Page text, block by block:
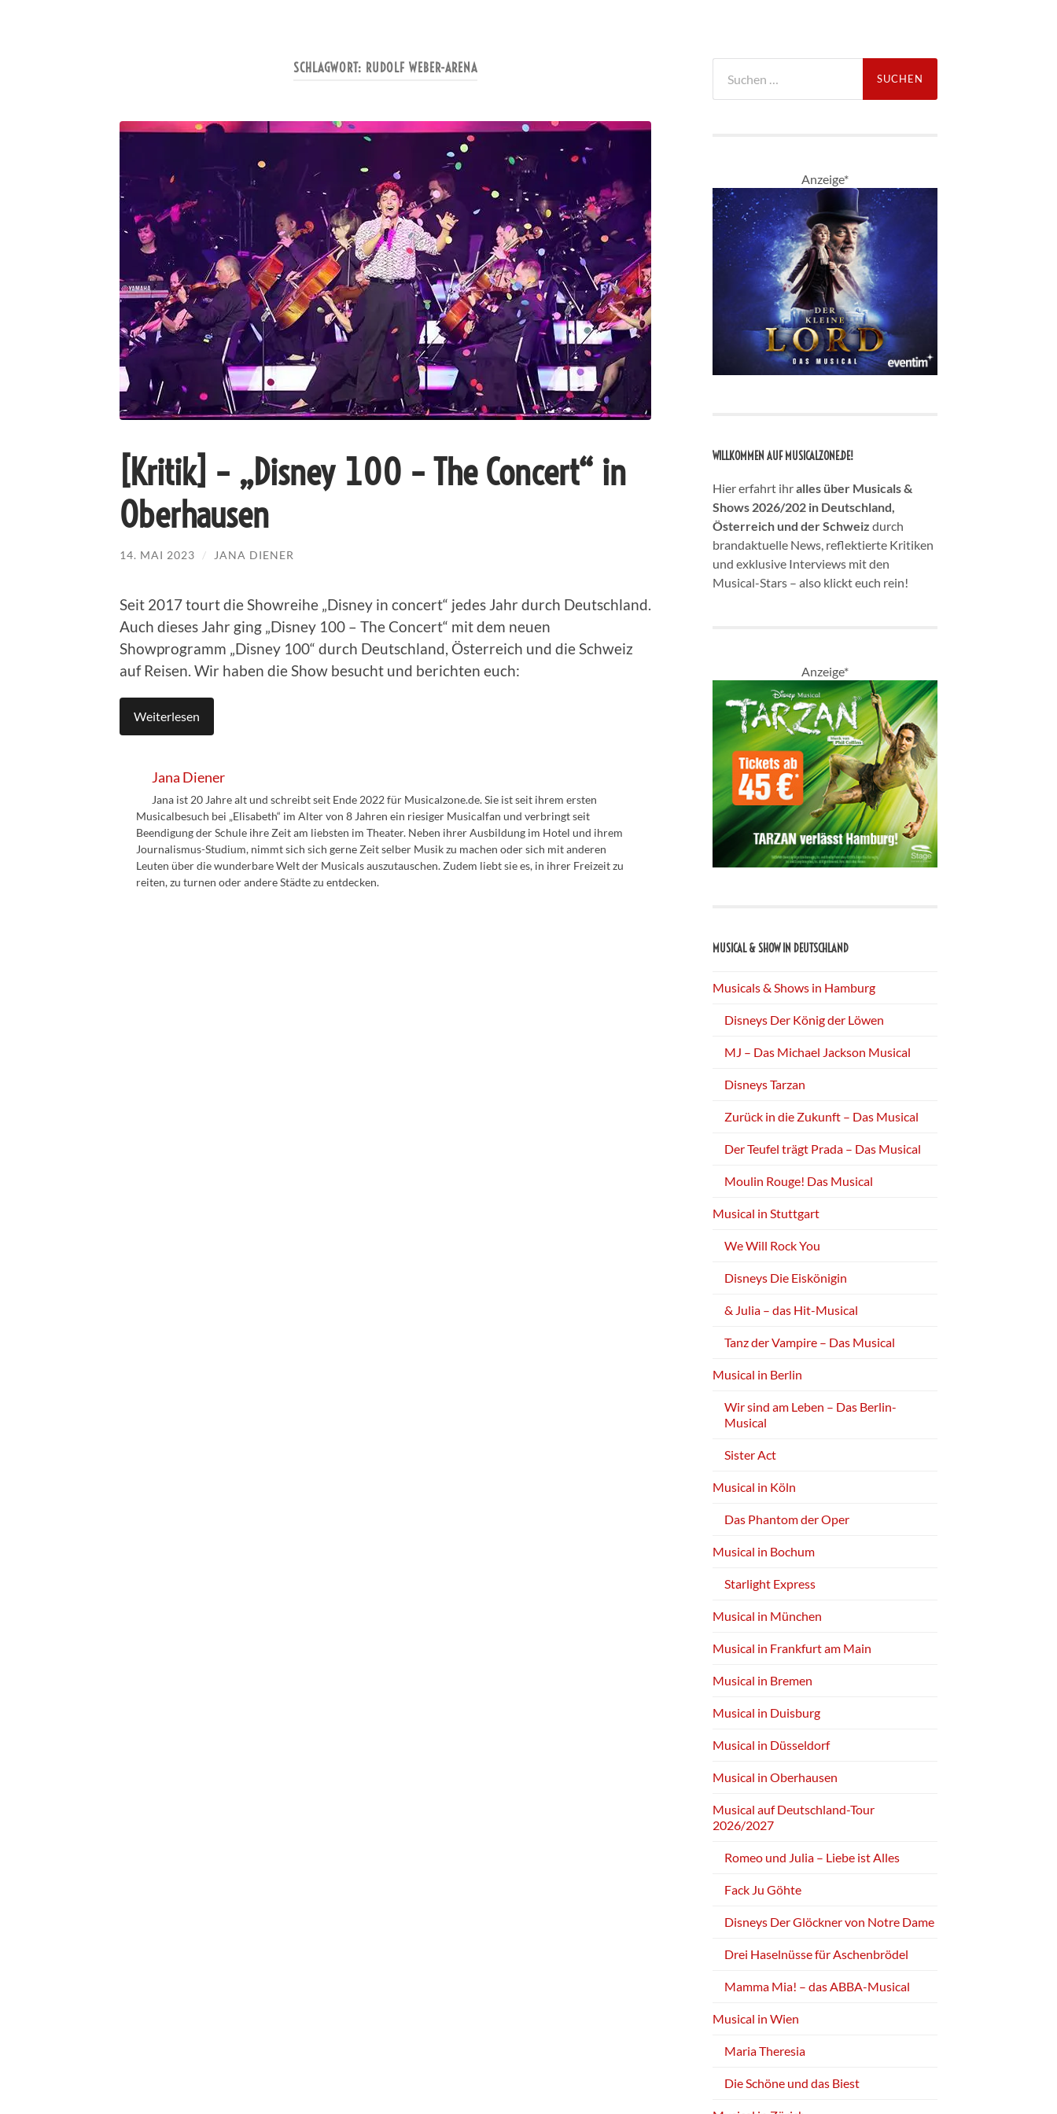
SCHLAGWORT: RUDOLF WEBER-ARENA
[Kritik] – „Disney 100 – The Concert“ in
Oberhausen
14. MAI 2023 / JANA DIENER
Seit 2017 tourt die Showreihe „Disney in concert“ jedes Jahr durch Deutschland.
Auch dieses Jahr ging „Disney 100 – The Concert“ mit dem neuen
Showprogramm „Disney 100“ durch Deutschland, Österreich und die Schweiz
auf Reisen. Wir haben die Show besucht und berichten euch:
Weiterlesen
Jana Diener
Jana ist 20 Jahre alt und schreibt seit Ende 2022 für Musicalzone.de. Sie ist seit ihrem ersten
Musicalbesuch bei „Elisabeth“ im Alter von 8 Jahren ein riesiger Musicalfan und verbringt seit
Beendigung der Schule ihre Zeit am liebsten im Theater. Neben ihrer Ausbildung im Hotel und ihrem
Journalismus-Studium, nimmt sich sich gerne Zeit selber Musik zu machen oder sich mit anderen
Leuten über die wunderbare Welt der Musicals auszutauschen. Zudem liebt sie es, in ihrer Freizeit zu
reiten, zu turnen oder andere Städte zu entdecken.
nach:
Anzeige*
WILLKOMMEN AUF MUSICALZONE.DE!
Hier erfahrt ihralles über Musicals &
Shows 2026/202 in Deutschland,
Österreich und der Schweiz durch
brandaktuelle News, reflektierte Kritiken
und exklusive Interviews mit den
Musical-Stars – also klickt euch rein!
Anzeige*
MUSICAL & SHOW IN DEUTSCHLAND
Musicals & Shows in Hamburg
Disneys Der König der Löwen
MJ – Das Michael Jackson Musical
Disneys Tarzan
Zurück in die Zukunft – Das Musical
Der Teufel trägt Prada – Das Musical
Moulin Rouge! Das Musical
Musical in Stuttgart
We Will Rock You
Disneys Die Eiskönigin
& Julia – das Hit-Musical
Tanz der Vampire – Das Musical
Musical in Berlin
Wir sind am Leben – Das Berlin-
Musical
Sister Act
Musical in Köln
Das Phantom der Oper
Musical in Bochum
Starlight Express
Musical in München
Musical in Frankfurt am Main
Musical in Bremen
Musical in Duisburg
Musical in Düsseldorf
Musical in Oberhausen
Musical auf Deutschland-Tour
2026/2027
Romeo und Julia – Liebe ist Alles
Fack Ju Göhte
Disneys Der Glöckner von Notre Dame
Drei Haselnüsse für Aschenbrödel
Mamma Mia! – das ABBA-Musical
Musical in Wien
Maria Theresia
Die Schöne und das Biest